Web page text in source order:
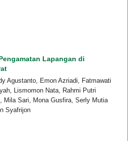
Lapangan di
Agustanto, Emon Azriadi, Fatmawati
Lismomon Nata, Rahmi Putri
Mila Sari, Mona Gusfira, Serly Mutia
Syafrijon